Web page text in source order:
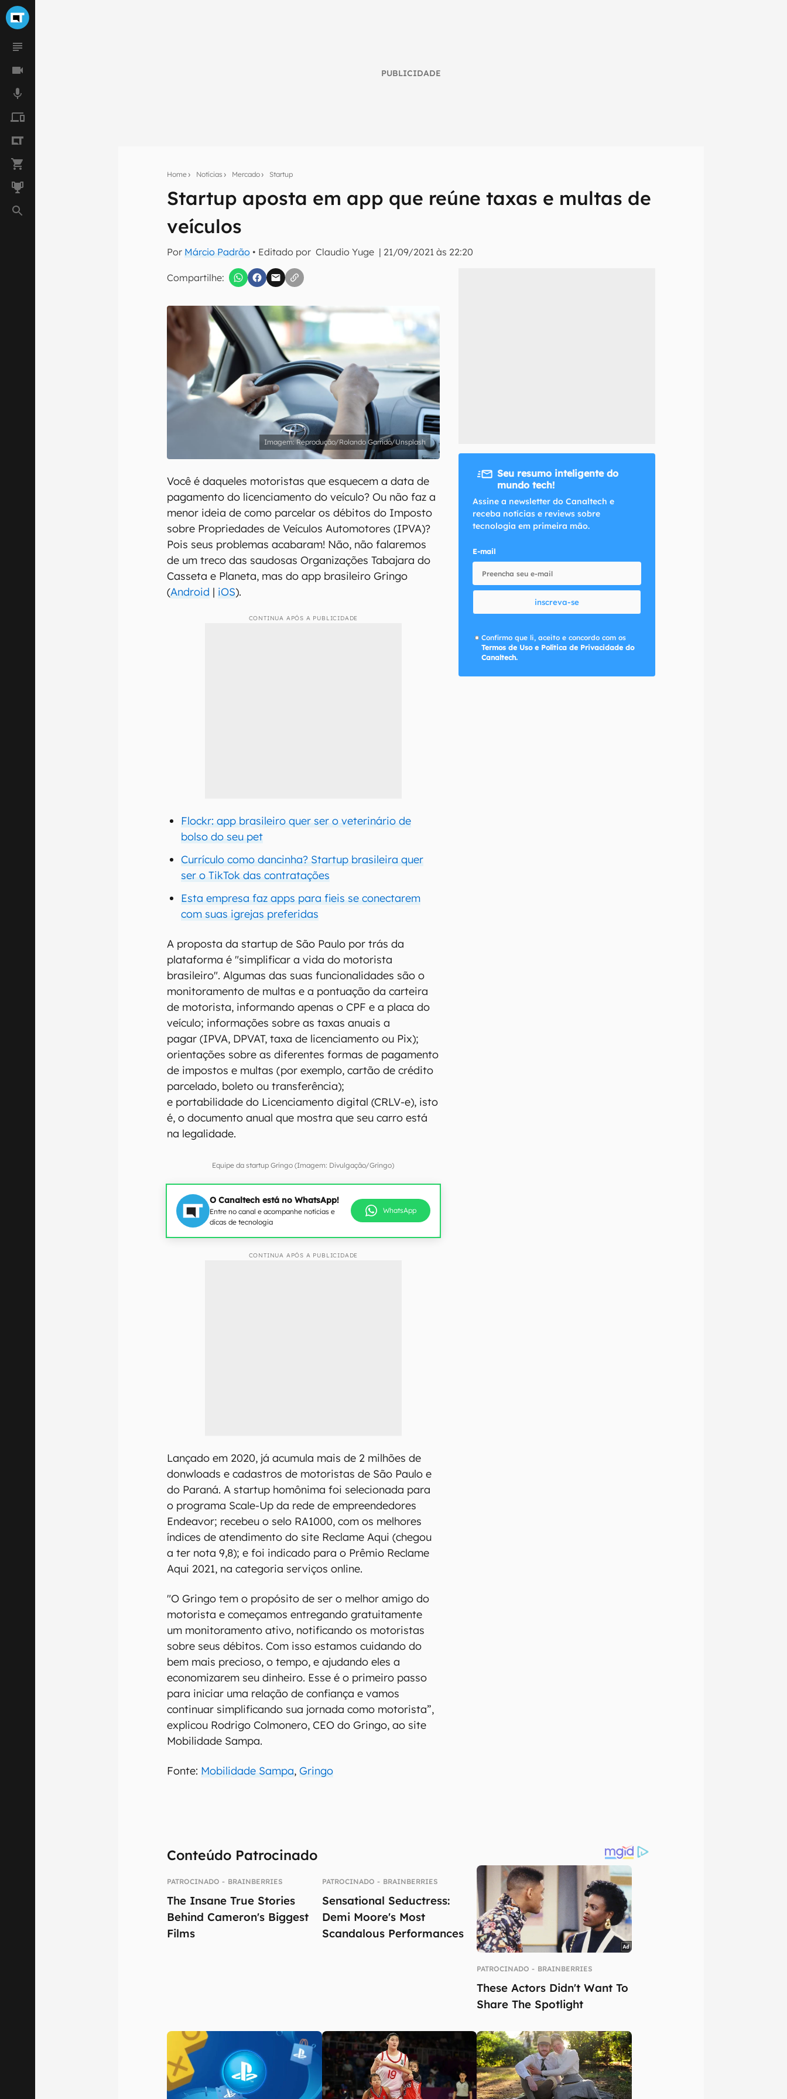
PUBLICIDADE
Home Notícias Mercado Startup
Startup aposta em app que reúne taxas e multas de
veículos
Por Márcio Padrão • Editado por Claudio Yuge | 21/09/2021 às 22:20
Compartilhe:
Seu resumo inteligente do mundo tech!
Assine a newsletter do Canaltech e receba notícias e reviews sobre tecnologia em primeira
Confirmo que li, aceito e concordo com os Termos de Uso e Política de Privacidade do Canaltech.
Reprodução/Rolando Garrido/Unsplash
Você é daqueles motoristas que esquecem a data de
pagamento do licenciamento do veículo? Ou não faz a
menor ideia de como parcelar os débitos do Imposto
sobre Propriedades de Veículos Automotores (IPVA)?
Pois seus problemas acabaram! Não, não falaremos
de um treco das saudosas Organizações Tabajara do
Casseta e Planeta, mas do app brasileiro Gringo
(Android | iOS).
CONTINUA APÓS A PUBLICIDADE
Flockr: app brasileiro quer ser o veterinário de
bolso do seu pet
Currículo como dancinha? Startup brasileira quer
ser o TikTok das contratações
Esta empresa faz apps para fieis se conectarem
com suas igrejas preferidas
A proposta da startup de São Paulo por trás da
plataforma é "simplificar a vida do motorista
brasileiro". Algumas das suas funcionalidades são o
monitoramento de multas e a pontuação da carteira
de motorista, informando apenas o CPF e a placa do
veículo; informações sobre as taxas anuais a
pagar (IPVA, DPVAT, taxa de licenciamento ou Pix);
orientações sobre as diferentes formas de pagamento
de impostos e multas (por exemplo, cartão de crédito
parcelado, boleto ou transferência);
e portabilidade do Licenciamento digital (CRLV-e), isto
é, o documento anual que mostra que seu carro está
na legalidade.
Equipe da startup Gringo (Imagem: Divulgação/Gringo)
O Canaltech está no WhatsApp!
Entre no canal e acompanhe notícias e
dicas de tecnologia
WhatsApp
CONTINUA APÓS A PUBLICIDADE
Lançado em 2020, já acumula mais de 2 milhões de
donwloads e cadastros de motoristas de São Paulo e
do Paraná. A startup homônima foi selecionada para
o programa Scale-Up da rede de empreendedores
Endeavor; recebeu o selo RA1000, com os melhores
índices de atendimento do site Reclame Aqui (chegou
a ter nota 9,8); e foi indicado para o Prêmio Reclame
Aqui 2021, na categoria serviços online.
"O Gringo tem o propósito de ser o melhor amigo do
motorista e começamos entregando gratuitamente
um monitoramento ativo, notificando os motoristas
sobre seus débitos. Com isso estamos cuidando do
bem mais precioso, o tempo, e ajudando eles a
economizarem seu dinheiro. Esse é o primeiro passo
para iniciar uma relação de confiança e vamos
continuar simplificando sua jornada como motorista”,
explicou Rodrigo Colmonero, CEO do Gringo, ao site
Mobilidade Sampa.
Fonte: Mobilidade Sampa,Gringo
Seu resumo inteligente do
mundo tech!
Assine a newsletter do Canaltech e
receba notícias e reviews sobre
tecnologia em primeira mão.
E-mail
inscreva-se
Confirmo que li, aceito e concordo com os
Termos de Uso e Política de Privacidade do
Canaltech.